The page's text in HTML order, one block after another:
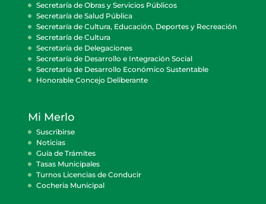
Secretaría de Obras y Servicios Públicos
Secretaría de Salud Pública
Secretaría de Cultura, Educación, Deportes y Recreación
Secretaría de Cultura
Secretaría de Delegaciones
Secretaría de Desarrollo e Integración Social
Secretaría de Desarrollo Económico Sustentable
Honorable Concejo Deliberante
Mi Merlo
Suscribirse
Noticias
Guía de Trámites
Tasas Municipales
Turnos Licencias de Conducir
Cocheria Municipal